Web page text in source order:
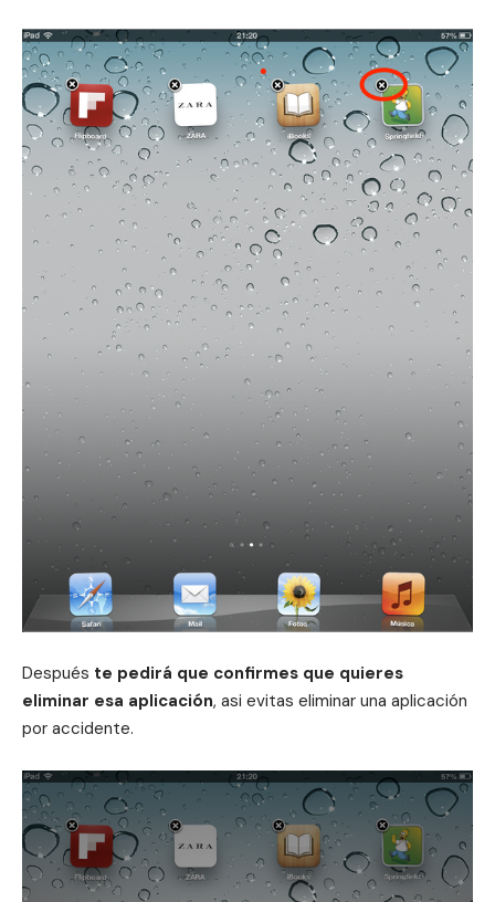
Después te pedirá que confirmes que quieres
eliminar esa aplicación, asi evitas eliminar una aplicación
por accidente.